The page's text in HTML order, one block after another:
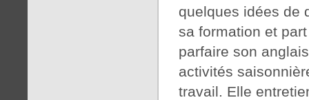
quelques idées de
sa formation et
parfaire son
activités
travail. Elle